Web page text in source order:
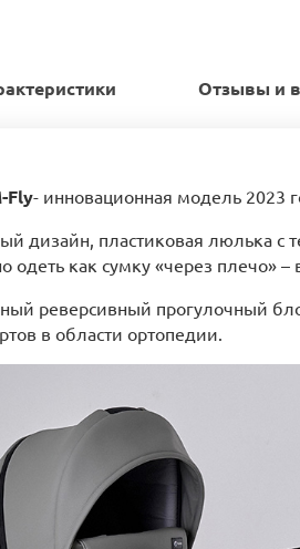
Отзывы и
Fly- инновационная модель 2023
дизайн, пластиковая люлька с
как сумку «через плечо»
реверсивный прогулочный
в области ортопедии.